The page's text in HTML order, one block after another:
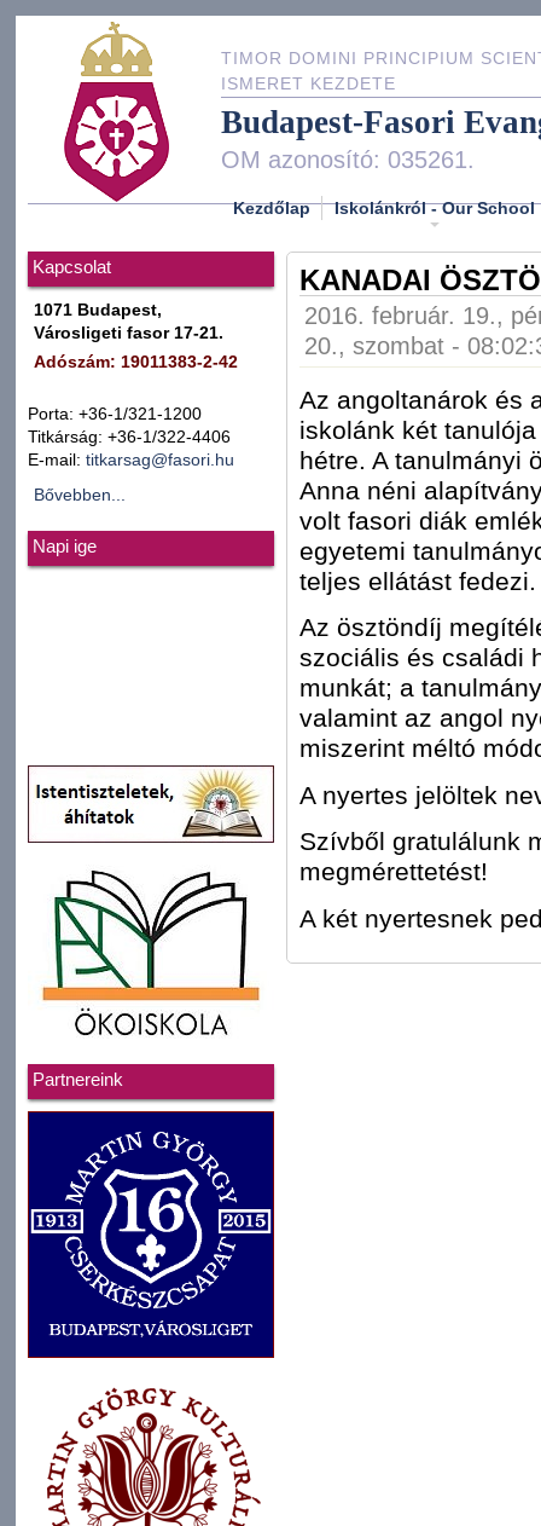
TIMOR DOMINI PRINCIPIUM
ISMERET KEZDETE
Budapest-Fasori
OM azonosító: 035261.
Kezdőlap Iskolánkról - Our School
Kapcsolat
1071 Budapest,
Városligeti fasor 17-21.
Adószám: 19011383-2-42
Porta: +36-1/321-1200
Titkárság: +36-1/322-4406
E-mail: titkarsag@fasori.hu
Bővebben...
Napi ige
Partnereink
KANADAI
2016. február. 19.,
20., szombat -
Az angoltanárok és
iskolánk két
hétre. A tanulmányi
Anna néni
volt fasori diák
egyetemi
teljes ellátást fedezi.
Az ösztöndíj
szociális és családi
munkát; a
valamint az angol
miszerint méltó
A nyertes jelöltek
Szívből gratulálunk
megmérettetést!
A két nyertesnek